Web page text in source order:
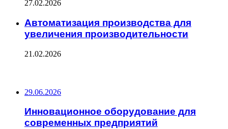
27.02.2026
Автоматизация производства для
увеличения производительности
21.02.2026
29.06.2026
Инновационное оборудование для
современных предприятий